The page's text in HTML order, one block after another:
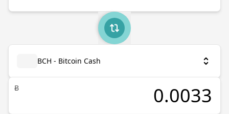
BCH - Bitcoin Cash
Ƀ